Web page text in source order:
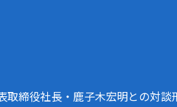
締役社長・鹿子木宏明との対談